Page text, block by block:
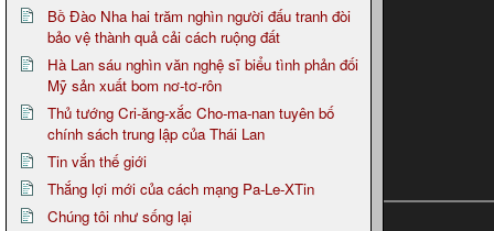
Bồ Đào Nha hai trăm nghìn người đấu tranh đòi
bảo vệ thành quả cải cách ruộng đất
Hà Lan sáu nghìn văn nghệ sĩ biểu tình phản đối
Mỹ sản xuất bom nơ-tơ-rôn
Thủ tướng Cri-ăng-xắc Cho-ma-nan tuyên bố
chính sách trung lập của Thái Lan
Tin vắn thế giới
Thắng lợi mới của cách mạng Pa-Le-XTin
Chúng tôi như sống lại